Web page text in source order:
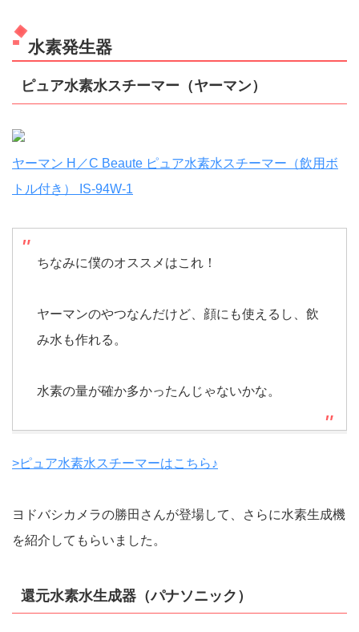
水素発生器
ピュア水素水スチーマー（ヤーマン）
ヤーマン H／C Beaute ピュア水素水スチーマー（飲用ボ
トル付き） IS-94W-1
ちなみに僕のオススメはこれ！
ヤーマンのやつなんだけど、顔にも使えるし、飲
み水も作れる。
水素の量が確か多かったんじゃないかな。
>ピュア水素水スチーマーはこちら♪
ヨドバシカメラの勝田さんが登場して、さらに水素生成機
を紹介してもらいました。
還元水素水生成器（パナソニック）